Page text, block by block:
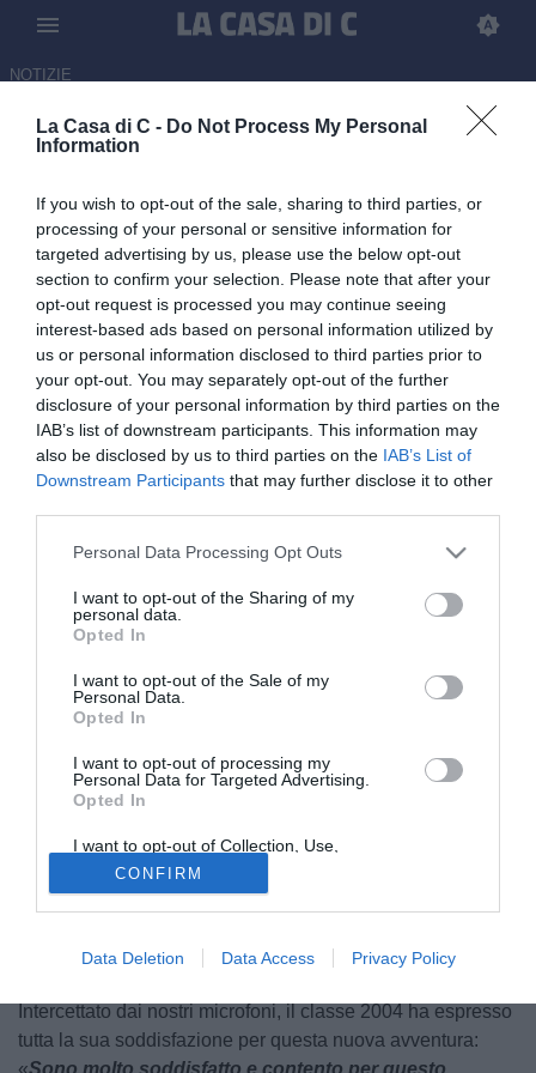
La Casa di C - Do Not Process My Personal
Information
If you wish to opt-out of the sale, sharing to third parties, or
processing of your personal or sensitive information for
targeted advertising by us, please use the below opt-out
section to confirm your selection. Please note that after your
opt-out request is processed you may continue seeing
interest-based ads based on personal information utilized by
us or personal information disclosed to third parties prior to
your opt-out. You may separately opt-out of the further
disclosure of your personal information by third parties on the
IAB’s list of downstream participants. This information may
also be disclosed by us to third parties on the IAB’s List of
Downstream Participants that may further disclose it to other
Personal Data Processing Opt Outs
I want to opt-out of the Sharing of my
personal data.
Opted In
I want to opt-out of the Sale of my
Personal Data.
Opted In
I want to opt-out of processing my
Personal Data for Targeted Advertising.
Opted In
I want to opt-out of Collection, Use,
Retention, Sale, and/or Sharing of my
Personal Data that Is Unrelated with the
Purposes for which it was collected.
Opted Out
CONFIRM
Data Deletion Data Access Privacy Policy
NOTIZIE
Caccavo saluta il Lumezzane:
crescere". Ora le visite con il
Bologna
26.06.2026 13:35 di Alessia Albani
Luigi Caccavo ha svolto le visite mediche con il Bologna: affare da
300 mila euro più bonus. Le sue prime dichiarazioni
Giornata di visite mediche per Luigi Caccavo.
L'attaccante, reduce dall'esperienza con il Lumezzane,
sostenere i consueti test medici prima di diventare
ufficialmente un nuovo giocatore rossoblù.
circa 300 mila euro, a cui si aggiungono eventuali bonus.
Intercettato dai nostri microfoni, il classe 2004 ha espresso
tutta la sua soddisfazione per questa nuova avventura: